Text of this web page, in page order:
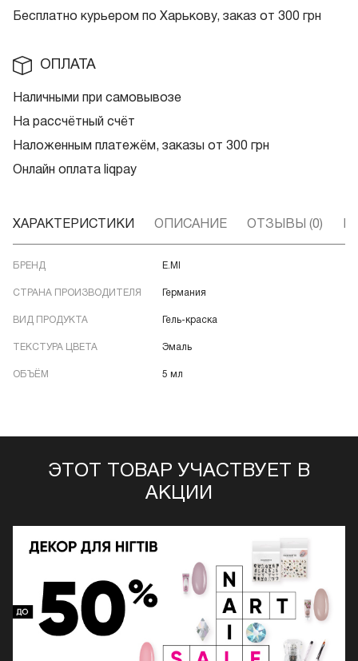
Бесплатно курьером по Харькову, заказ от 300 грн
ОПЛАТА
Наличными при самовывозе
На рассчётный счёт
Наложенным платежём, заказы от 300 грн
Онлайн оплата liqpay
ХАРАКТЕРИСТИКИ ОПИСАНИЕ ОТЗЫВЫ (0)
БРЕНД E.MI
СТРАНА ПРОИЗВОДИТЕЛЯ Германия
ВИД ПРОДУКТА Гель-краска
ТЕКСТУРА ЦВЕТА Эмаль
ОБЪЁМ 5 мл
ЭТОТ ТОВАР УЧАСТВУЕТ В
АКЦИИ